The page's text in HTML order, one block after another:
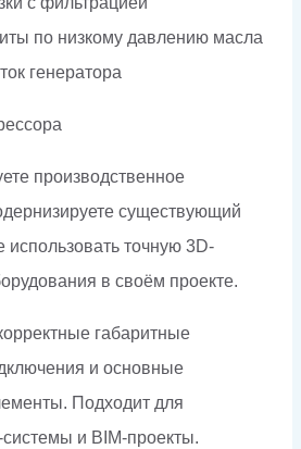
по низкому давлению масла
генератора
производственное
существующий
использовать точную 3D-
в своём проекте.
габаритные
и основные
Подходит для
и BIM-проекты.